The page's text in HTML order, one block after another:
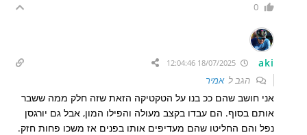
0
aki
הגב לאמיר
אני חושב שהם ככ בנו על הטקטיקה הזאת שזה חלק ממה ששבר
אותם בסוף. הם עבדו בקצב מעולה והפילו המון, אבל גם יורגסן
נפל והם החליטו שהם מעדיפים אותו בפנים אז משכו פחות חזק.